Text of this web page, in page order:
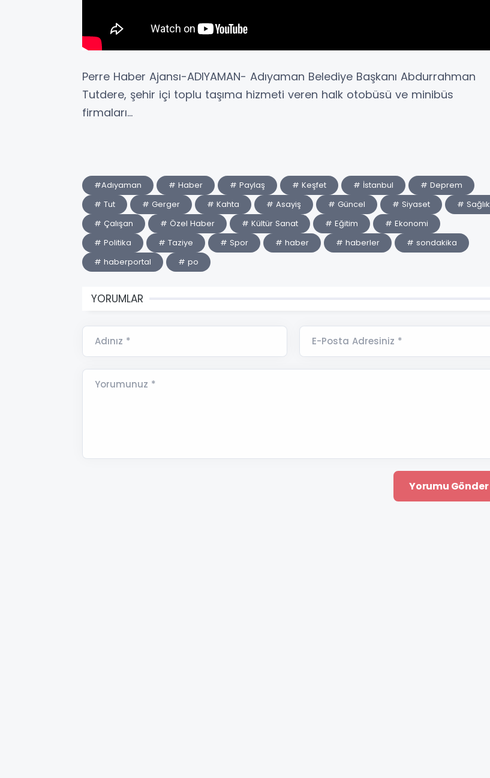
Perre Haber Ajansı-ADIYAMAN- Adıyaman Belediye Başkanı Abdurrahman
Tutdere, şehir içi toplu taşıma hizmeti veren halk otobüsü ve minibüs
firmaları...
#Adıyaman # Haber # Paylaş # Keşfet # İstanbul
# Deprem
# Tut
# Gerger # Kahta # Asayiş # Güncel # Siyaset
# Sağlık
# Çalışan
# Özel Haber # Kültür Sanat # Eğitim
# Ekonomi
# Politika
# Taziye # Spor # haber # haberler
# sondakika
# haberportal
# po
YORUMLAR
Adınız * E-Posta Adresiniz *
Yorumunuz *